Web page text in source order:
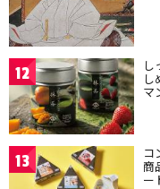
12 し
し
マ
13 コ
商
ー